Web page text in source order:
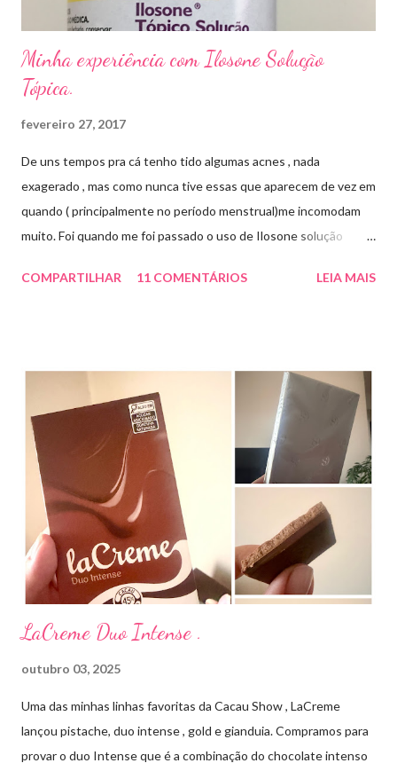
Minha experiência com Ilosone Solução
Tópica.
fevereiro 27, 2017
De uns tempos pra cá tenho tido algumas acnes , nada
exagerado , mas como nunca tive essas que aparecem de vez em
quando ( principalmente no período menstrual)me incomodam
muito. Foi quando me foi passado o uso de Ilosone solução
uma consulta com o dermatologista) O Ilosone é um antibiótico
aplico sobre a acne ( geralmente uso a noite). Informação do
produto: ILOSONE TÓPICO SOLUÇÃO (eritromicina) é um
antibiótico de amplo espectro produzido por uma cepa de
Streptomyces erythraeus. É básico e forma rapidamente sais
com os ácidos. Forma farmacêutica e Apresentação ILOSONE
TÓPICO SOLUÇÃO é apresentado sob a forma líquida em
frascos de 120 ml. USO PEDIÁTRICO E ADULTO. Composição
Cada ml contém: Eritromicina base 20 mg Excipientes q.s....
COMPARTILHAR 11 COMENTÁRIOS LEIA MAIS
LaCreme Duo Intense .
outubro 03, 2025
Uma das minhas linhas favoritas da Cacau Show , LaCreme
lançou pistache, duo intense , gold e gianduia. Compramos para
provar o duo Intense que é a combinação do chocolate intenso